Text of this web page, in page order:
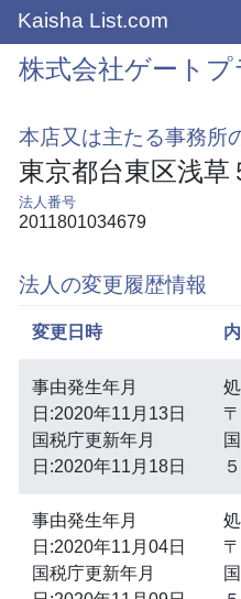
Kaisha List.com
株式会社ゲートプ
本店又は主たる事務所
東京都台東区浅草
法人番号
2011801034679
法人の変更履歴情報
変更日時
事由発生年月
日:2020年11月13日
国税庁更新年月
日:2020年11月18日
事由発生年月
日:2020年11月04日
国税庁更新年月